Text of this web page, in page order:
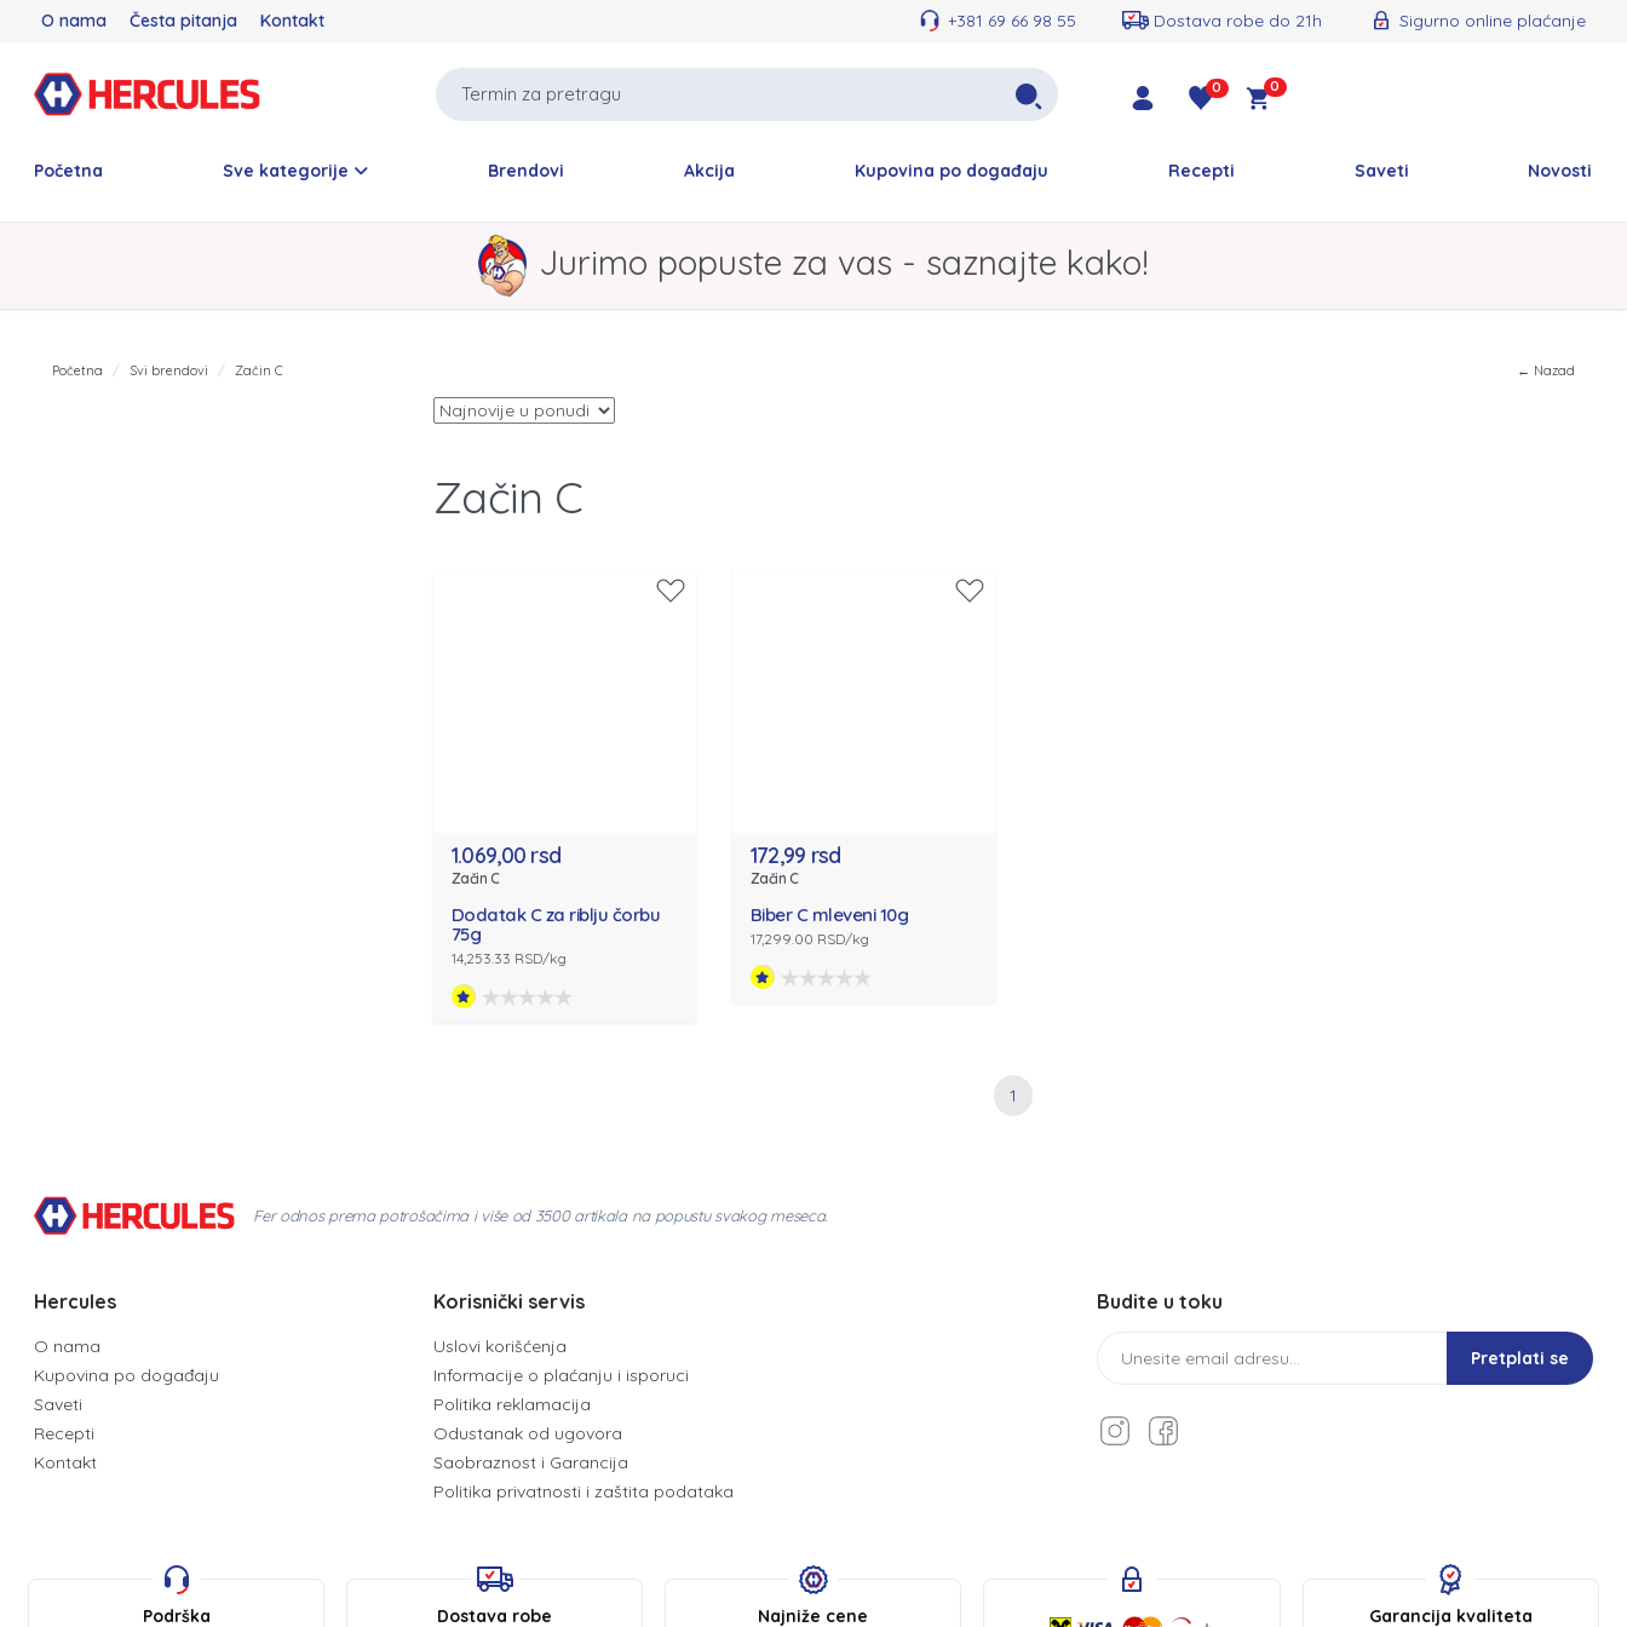
O nama Česta pitanja Kontakt +381 69 66 98 55 Dostava robe do 21h Sigurno online plaćanje
0 0
Početna Sve kategorije Brendovi Akcija Kupovina po događaju Recepti Saveti Novosti
Jurimo popuste za vas - saznajte kako!
Početna Svi brendovi Začin C ← Nazad
Začin C
1.069,00 rsd
Začin C
Dodatak C za riblju čorbu
75g
14,253.33 RSD/kg
172,99 rsd
Začin C
Biber C mleveni 10g
17,299.00 RSD/kg
1
Fer odnos prema potrošačima i više od 3500 artikala na popustu svakog meseca.
Hercules
O nama
Kupovina po događaju
Saveti
Recepti
Kontakt
Korisnički servis
Uslovi korišćenja
Informacije o plaćanju i isporuci
Politika reklamacija
Odustanak od ugovora
Saobraznost i Garancija
Politika privatnosti i zaštita podataka
Budite u toku
Pretplati se
Podrška Dostava robe Najniže cene Garancija kvaliteta